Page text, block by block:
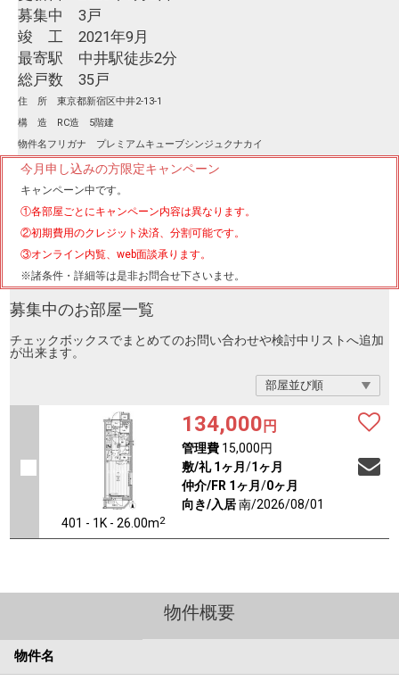
募集中 3戸
竣 工 2021年9月
最寄駅 中井駅徒歩2分
総戸数 35戸
住 所 東京都新宿区中井2-13-1
構 造 RC造 5階建
物件名フリガナ プレミアムキューブシンジュクナカイ
今月申し込みの方限定キャンペーン
キャンペーン中です。
①各部屋ごとにキャンペーン内容は異なります。
②初期費用のクレジット決済、分割可能です。
③オンライン内覧、web面談承ります。
※諸条件・詳細等は是非お問合せ下さいませ。
募集中のお部屋一覧
チェックボックスでまとめてのお問い合わせや検討中リストへ追加
が出来ます。
401 - 1K - 26.00m2
134,000 円
管理費15,000円
敷/礼 1ヶ月 /1ヶ月
仲介/FR 1ヶ月 /0ヶ月
向き/入居南/2026/08/01
物件概要
物件名